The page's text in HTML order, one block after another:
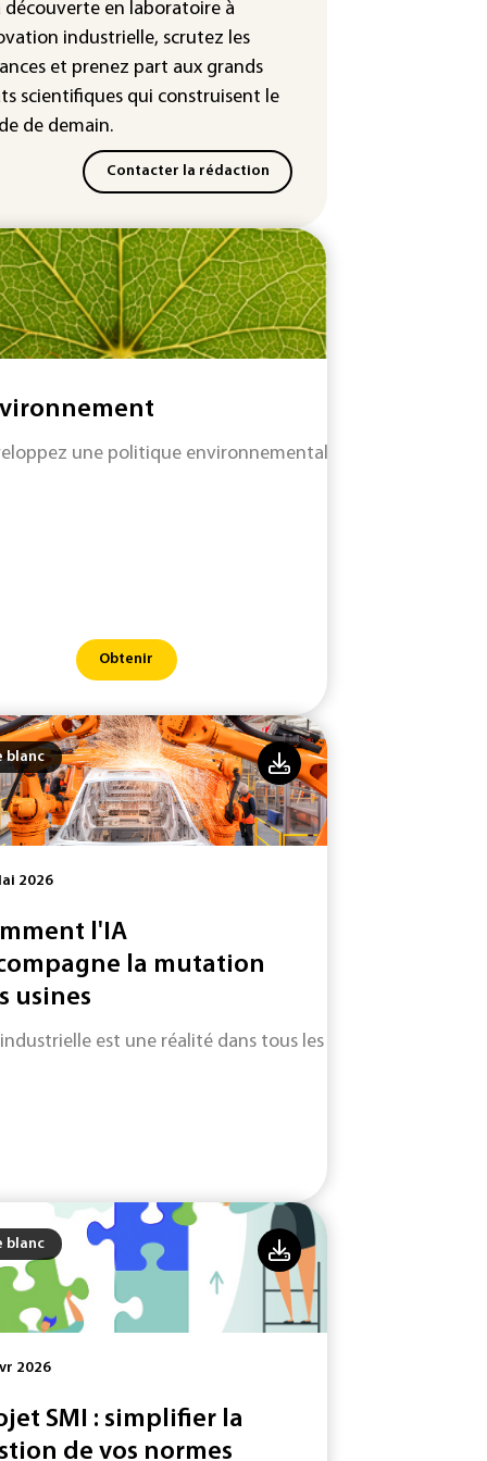
des prix du pétrole
découverte en laboratoire à
industrielle, scrutez les
et prenez part aux grands
scientifiques qui construisent le
de demain.
Contacter la rédaction
une politique environnementale efficace tout en
Obtenir
blanc
2026
l'IA
la mutation
usines
industrielle est une réalité dans tous les secteurs d'activité.
blanc
2026
SMI : simplifier la
de vos normes